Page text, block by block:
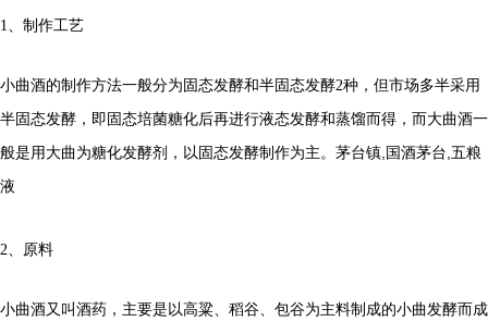
1、制作工艺
小曲酒的制作方法一般分为固态发酵和半固态发酵2种，但市场多半采用
半固态发酵，即固态培菌糖化后再进行液态发酵和蒸馏而得，而大曲酒一
般是用大曲为糖化发酵剂，以固态发酵制作为主。 茅台镇,国酒茅台,五粮
液
2、原料
小曲酒又叫酒药，主要是以高粱、稻谷、包谷为主料制成的小曲发酵而成